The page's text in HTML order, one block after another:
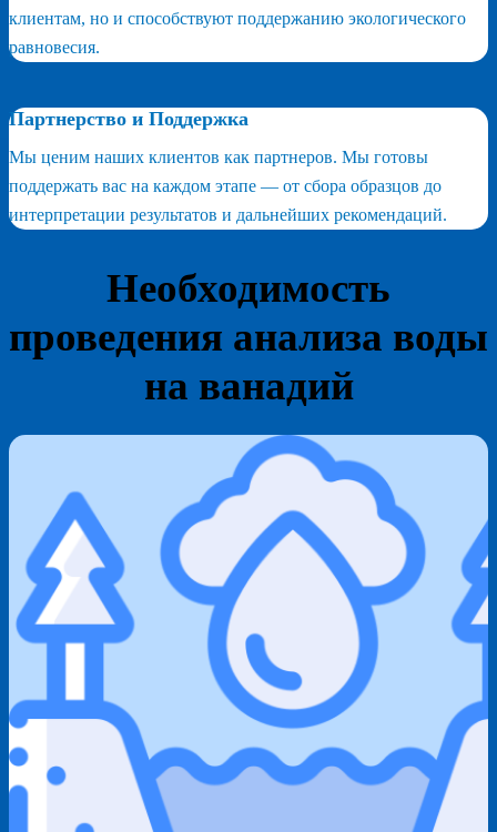
клиентам, но и способствуют поддержанию экологического
равновесия.
Партнерство и Поддержка
Мы ценим наших клиентов как партнеров. Мы готовы
поддержать вас на каждом этапе — от сбора образцов до
интерпретации результатов и дальнейших рекомендаций.
Необходимость
проведения анализа воды
на ванадий